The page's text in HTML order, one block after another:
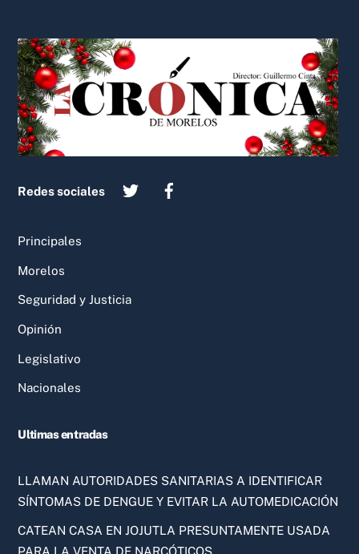
To
Top
Redes sociales
Principales
Morelos
Seguridad y Justicia
Opinión
Legislativo
Nacionales
Ultimas entradas
LLAMAN AUTORIDADES SANITARIAS A IDENTIFICAR
SÍNTOMAS DE DENGUE Y EVITAR LA AUTOMEDICACIÓN
CATEAN CASA EN JOJUTLA PRESUNTAMENTE USADA